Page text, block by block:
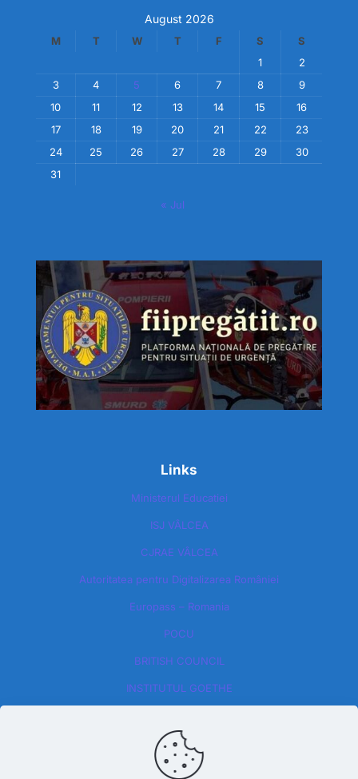
August 2026
M T W T F S
S
1
2
3
4 5 6 7 8
9
10
11 12 13 14 15
16
17
18 19 20 21 22
23
24
25 26 27 28 29
30
31
« Jul
Links
Ministerul Educatiei
ISJ VÂLCEA
CJRAE VÂLCEA
Autoritatea pentru Digitalizarea României​
Europass – Romania
POCU
BRITISH COUNCIL
INSTITUTUL GOETHE